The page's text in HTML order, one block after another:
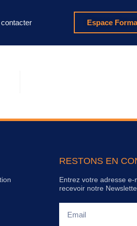
Espace
RESTONS EN
Entrez votre adresse
recevoir notre